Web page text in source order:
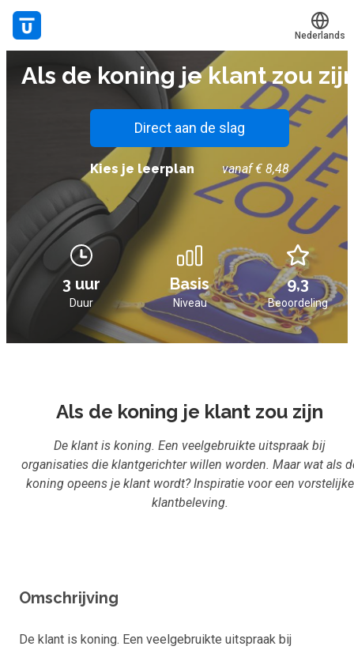
Mijn leerplek
Alle onderwerpen
Live hulp
Experts
Voucher verzilveren
Account en hulp
Meer
Translate
Nederlands
Als de koning je klant zou
Direct aan de slag
Kies je leerplan vanaf € 8,48
3 uur Basis 9,3
Duur Niveau Beoordeling
Als de koning je klant zou zijn
De klant is koning. Een veelgebruikte uitspraak bij
organisaties die klantgerichter willen worden. Maar wat als
koning opeens je klant wordt? Inspiratie voor een vorstelijke
klantbeleving.
Omschrijving
De klant is koning. Een veelgebruikte uitspraak bij